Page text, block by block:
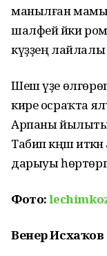
манылған мамыҡ
шалфей йәки
күҙҙең
Шеш үҙе
кире осраҡта
Арпаны
Табип кәңәш
дарыуы һөртөргә
Фото:
Венер Исхаҡов